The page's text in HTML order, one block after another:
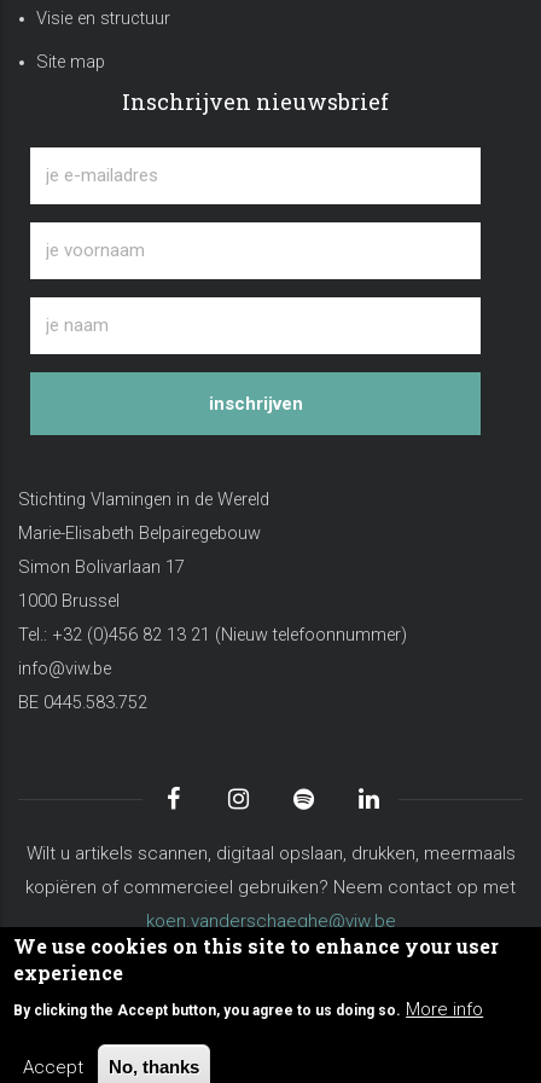
Visie en structuur
Site map
Inschrijven nieuwsbrief
inschrijven
Stichting Vlamingen in de Wereld
Marie-Elisabeth Belpairegebouw
Simon Bolivarlaan 17
1000 Brussel
Tel.: +32 (0)456 82 13 21 (Nieuw telefoonnummer)
info@viw.be
BE 0445.583.752
Wilt u artikels scannen, digitaal opslaan, drukken, meermaals
kopiëren of commercieel gebruiken? Neem contact op met
koen.vanderschaeghe@viw.be
Algemene voorwaarden
Over VIW
Contacteer ons
© Copyright viw.be 2026. All Rights Reserved.
We use cookies on this site to enhance your user
experience
By clicking the Accept button, you agree to us doing so. More info
Accept No, thanks